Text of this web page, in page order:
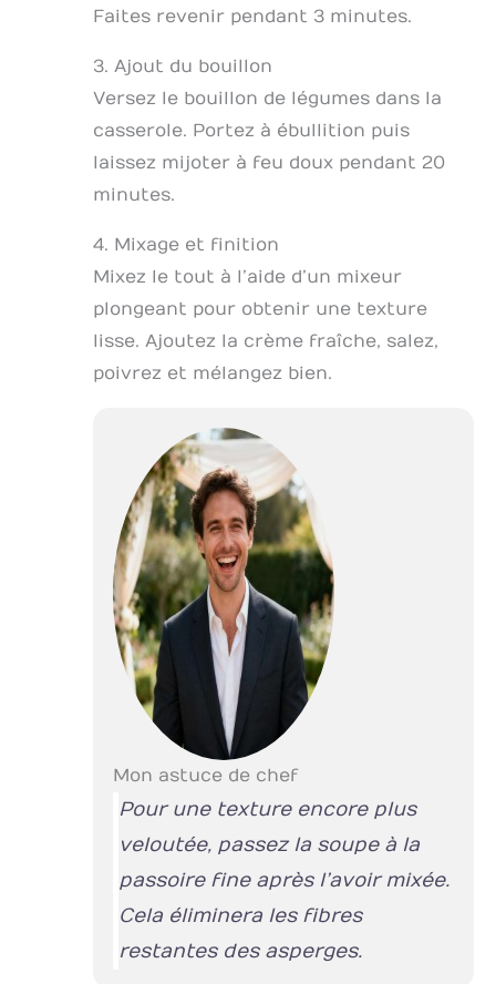
Faites revenir pendant 3 minutes.
3. Ajout du bouillon
Versez le bouillon de légumes dans la
casserole. Portez à ébullition puis
laissez mijoter à feu doux pendant 20
minutes.
4. Mixage et finition
Mixez le tout à l’aide d’un mixeur
plongeant pour obtenir une texture
lisse. Ajoutez la crème fraîche, salez,
poivrez et mélangez bien.
Mon astuce de chef
Pour une texture encore plus
veloutée, passez la soupe à la
passoire fine après l’avoir mixée.
Cela éliminera les fibres
restantes des asperges.